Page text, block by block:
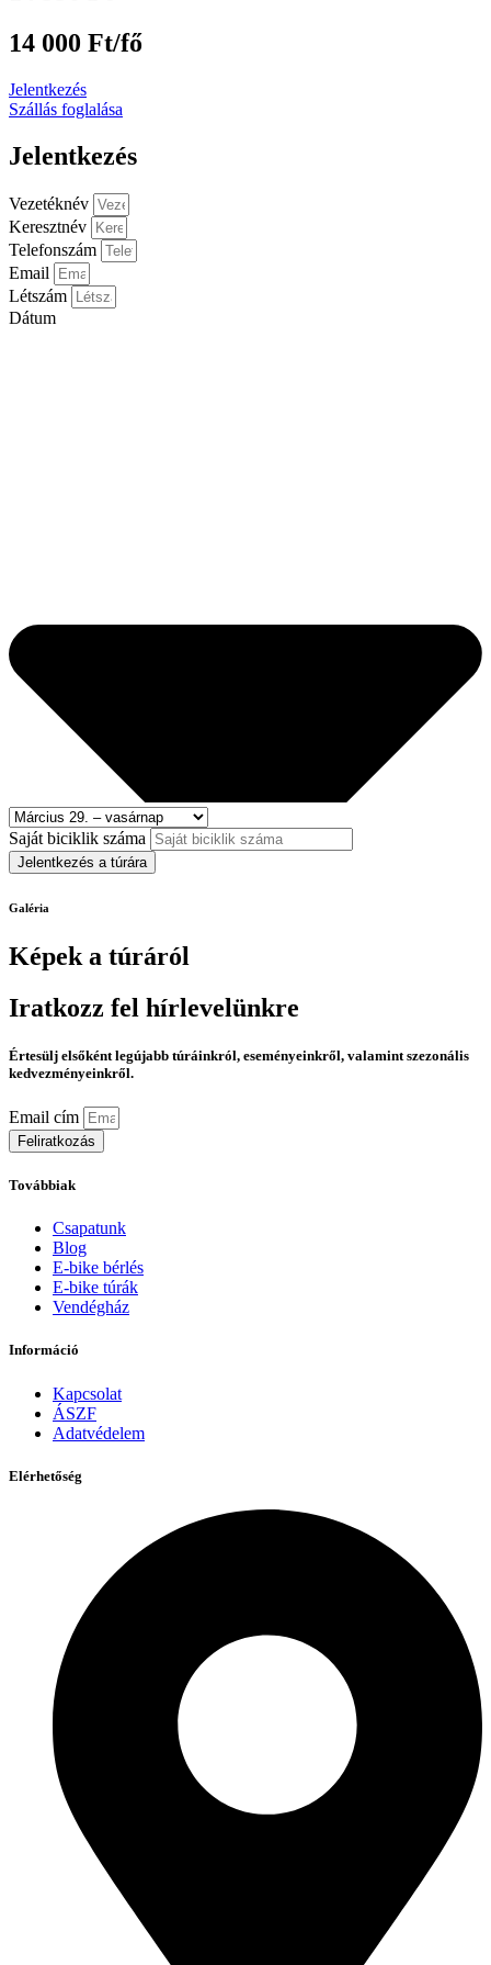
14 000 Ft/fő
Jelentkezés
Szállás foglalása
Jelentkezés
Vezetéknév
Keresztnév
Telefonszám
Email
Létszám
Dátum
Saját biciklik száma
Jelentkezés a túrára
Galéria
Képek a túráról
Iratkozz fel hírlevelünkre
Értesülj elsőként legújabb túráinkról, eseményeinkről, valamint szezonális
kedvezményeinkről.
Email cím
Feliratkozás
Továbbiak
Csapatunk
Blog
E-bike bérlés
E-bike túrák
Vendégház
Információ
Kapcsolat
ÁSZF
Adatvédelem
Elérhetőség